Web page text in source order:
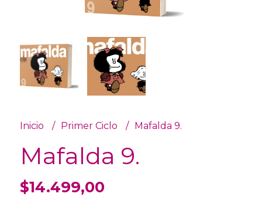
Inicio Primer Ciclo Mafalda 9.
Mafalda 9.
$14.499,00